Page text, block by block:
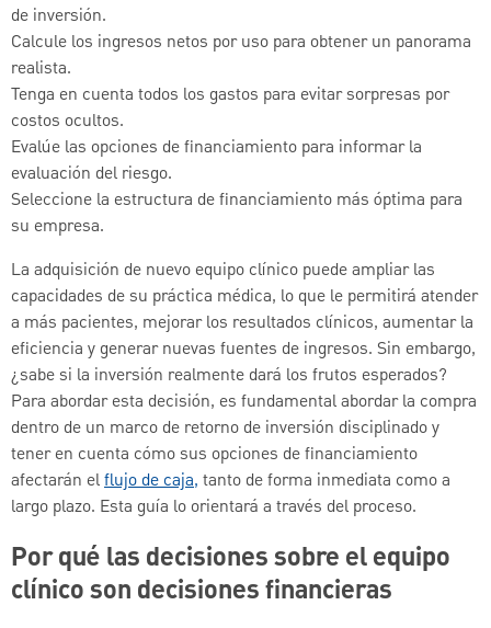
de inversión.
Calcule los ingresos netos por uso para obtener un panorama
realista.
Tenga en cuenta todos los gastos para evitar sorpresas por
costos ocultos.
Evalúe las opciones de financiamiento para informar la
evaluación del riesgo.
Seleccione la estructura de financiamiento más óptima para
su empresa.
La adquisición de nuevo equipo clínico puede ampliar las
capacidades de su práctica médica, lo que le permitirá atender
a más pacientes, mejorar los resultados clínicos, aumentar la
eficiencia y generar nuevas fuentes de ingresos. Sin embargo,
¿sabe si la inversión realmente dará los frutos esperados?
Para abordar esta decisión, es fundamental abordar la compra
dentro de un marco de retorno de inversión disciplinado y
tener en cuenta cómo sus opciones de financiamiento
afectarán elflujo de caja, tanto de forma inmediata como a
largo plazo. Esta guía lo orientará a través del proceso.
Por qué las decisiones sobre el equipo
clínico son decisiones financieras